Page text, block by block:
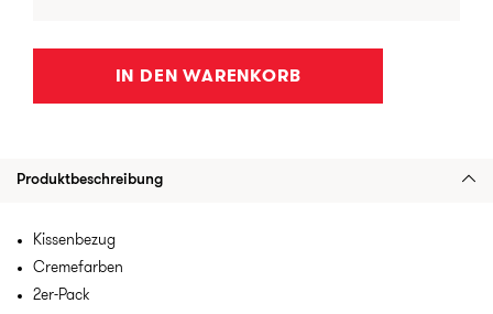
IN DEN WARENKORB
Produktbeschreibung
Kissenbezug
Cremefarben
2er-Pack